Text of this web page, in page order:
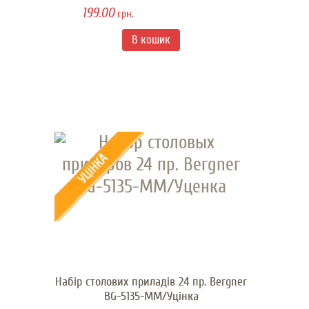
199.00грн.
Набір столових приладів 24 пр. Bergner
BG-5135-MM/Уцінка